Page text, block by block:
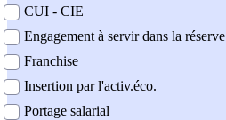
CUI - CIE
Engagement à servir dans la réserve
Franchise
Insertion par l'activ.éco.
Portage salarial